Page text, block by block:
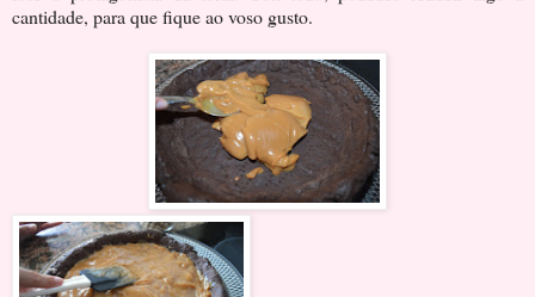
cantidade, para que fique ao voso gusto.